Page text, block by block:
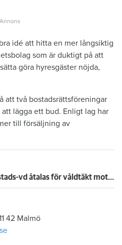
idé att hitta en mer långsiktig
som är duktigt på att
göra hyresgäster nöjda,
att två bostadsrättsföreningar
lägga ett bud. Enligt lag har
till försäljning av
Före detta bostads-vd åtalas för våldtäkt mot barn – "mycket teknisk bevisning"
42 Malmö